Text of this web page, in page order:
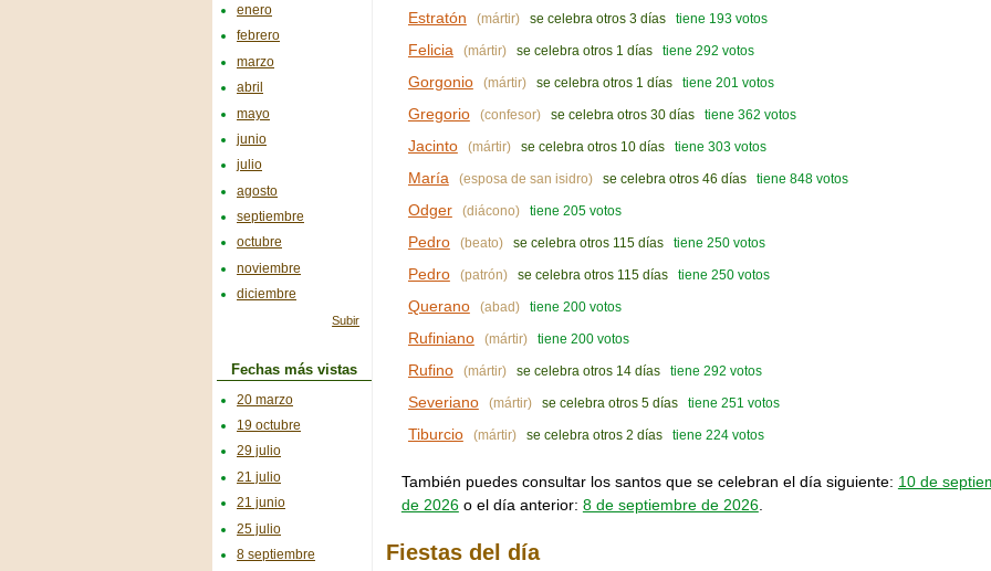
Estratón (mártir) se celebra otros 3 días tiene 193 votos
Felicia (mártir) se celebra otros 1 días tiene 292 votos
Gorgonio (mártir) se celebra otros 1 días tiene 201 votos
Gregorio (confesor) se celebra otros 30 días tiene 362 votos
Jacinto (mártir) se celebra otros 10 días tiene 303 votos
María (esposa de san isidro) se celebra otros 46 días tiene 848 votos
Odger (diácono) tiene 205 votos
Pedro (beato) se celebra otros 115 días tiene 250 votos
Pedro (patrón) se celebra otros 115 días tiene 250 votos
Querano (abad) tiene 200 votos
Rufiniano (mártir) tiene 200 votos
Rufino (mártir) se celebra otros 14 días tiene 292 votos
Severiano (mártir) se celebra otros 5 días tiene 251 votos
Tiburcio (mártir) se celebra otros 2 días tiene 224 votos
También puedes consultar los santos que se celebran el día siguiente: 10 de
de 2026o el día anterior: 8 de septiembre de 2026.
Fiestas del día
enero
febrero
marzo
abril
mayo
junio
julio
agosto
septiembre
octubre
noviembre
diciembre
Subir
Fechas más vistas
20 marzo
19 octubre
29 julio
21 julio
21 junio
25 julio
8 septiembre